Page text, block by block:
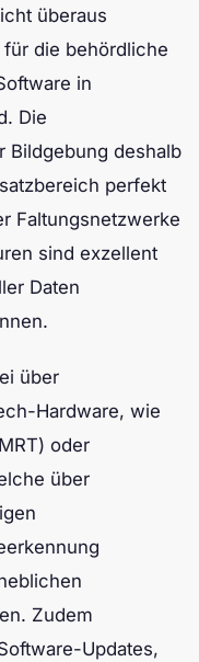
überaus
die behördliche
in
Die
Bildgebung deshalb
perfekt
Faltungsnetzwerke
sind exzellent
Daten
über
Hardware, wie
oder
über
Zudem
Updates,